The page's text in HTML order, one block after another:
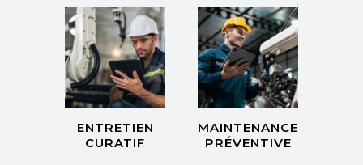
ENTRETIEN
CURATIF
MAINTENANCE
PRÉVENTIVE